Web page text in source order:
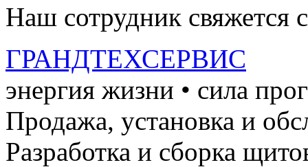
Наш сотрудник свяжется
ГРАНДТЕХСЕРВИС
энергия жизни • сила
Продажа, установка и
Разработка и сборка